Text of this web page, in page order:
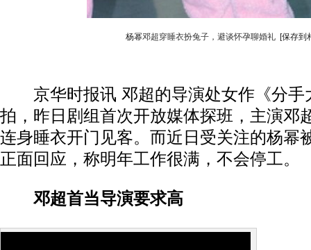
杨幂邓超穿睡衣扮兔子，避谈怀孕聊婚礼 [保存到
京华时报讯 邓超的导演处女作《分手
拍，昨日剧组首次开放媒体探班，主演邓
连身睡衣开门见客。而近日受关注的杨幂
正面回应，称明年工作很满，不会停工。
邓超首当导演要求高